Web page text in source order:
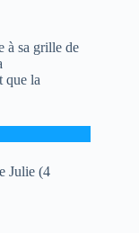
à sa grille de
que la
Julie (4